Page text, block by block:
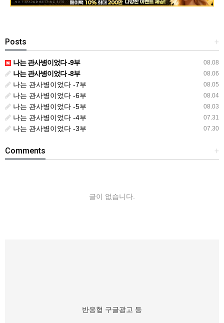
+
Posts
08.08
나는 관사병이었다 -9부
08.06
나는 관사병이었다 -8부
08.05
나는 관사병이었다 -7부
08.04
나는 관사병이었다 -6부
08.03
나는 관사병이었다 -5부
07.31
나는 관사병이었다 -4부
07.30
나는 관사병이었다 -3부
+
Comments
글이 없습니다.
반응형 구글광고 등